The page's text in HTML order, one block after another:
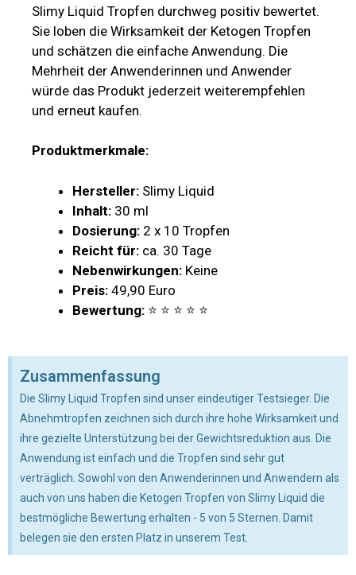
Slimy Liquid Tropfen durchweg positiv bewertet.
Sie loben die Wirksamkeit der Ketogen Tropfen
und schätzen die einfache Anwendung. Die
Mehrheit der Anwenderinnen und Anwender
würde das Produkt jederzeit weiterempfehlen
und erneut kaufen.
Produktmerkmale:
Hersteller: Slimy Liquid
Inhalt: 30 ml
Dosierung: 2 x 10 Tropfen
Reicht für: ca. 30 Tage
Nebenwirkungen: Keine
Preis: 49,90 Euro
Bewertung: ⭐ ⭐ ⭐ ⭐ ⭐
Zusammenfassung
Die Slimy Liquid Tropfen sind unser eindeutiger Testsieger. Die
Abnehmtropfen zeichnen sich durch ihre hohe Wirksamkeit und
ihre gezielte Unterstützung bei der Gewichtsreduktion aus. Die
Anwendung ist einfach und die Tropfen sind sehr gut
verträglich. Sowohl von den Anwenderinnen und Anwendern als
auch von uns haben die Ketogen Tropfen von Slimy Liquid die
bestmögliche Bewertung erhalten - 5 von 5 Sternen. Damit
belegen sie den ersten Platz in unserem Test.